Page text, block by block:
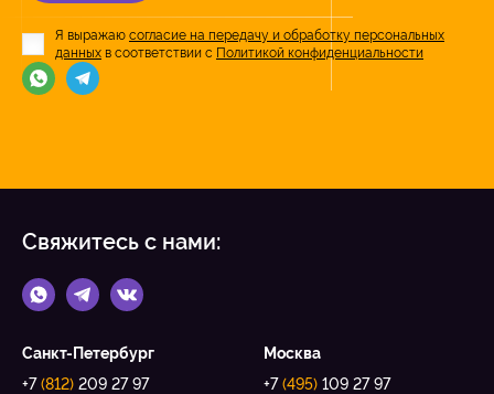
Я выражаю согласие на передачу и обработку персональных
данных в соответствии с Политикой конфиденциальности
Свяжитесь с нами:
Санкт-Петербург
+7(812) 209 27 97
Москва
+7(495) 109 27 97